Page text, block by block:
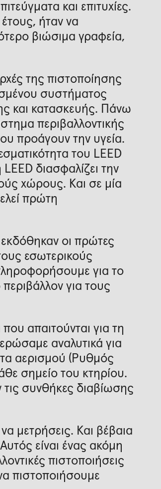
και επιτυχίες.
ήταν να
βιώσιμα γραφεία,
της πιστοποίησης
συστήματος
και κατασκευής. Πάνω
περιβαλλοντικής
προάγουν την υγεία.
του LEED
διασφαλίζει την
χώρους. Και σε μία
πρώτη
οι πρώτες
εσωτερικούς
για το
για τους
απαιτούνται για τη
αναλυτικά για
αερισμού (Ρυθμός
σημείο του κτηρίου.
συνθήκες διαβίωσης
μετρήσεις. Και βέβαια
είναι ένας ακόμη
πιστοποιήσεις
πιστοποιήσουμε